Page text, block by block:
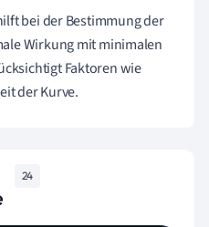
bei der Bestimmung der
Wirkung mit minimalen
Faktoren wie
der Kurve.
24